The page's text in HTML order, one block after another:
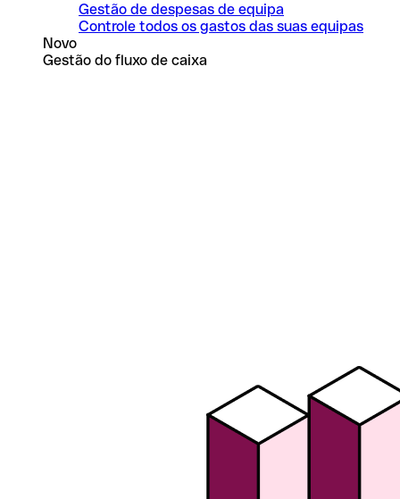
Gestão de despesas de equipa
Controle todos os gastos das suas equipas
Novo
Gestão do fluxo de caixa